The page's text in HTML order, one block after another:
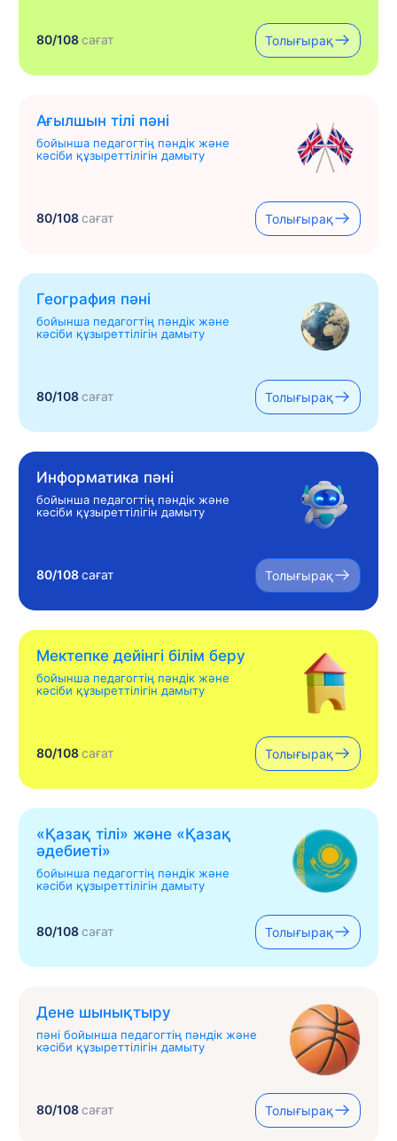
80/108сағат Толығырақ
Ағылшын тілі пәні
бойынша педагогтің пәндік және
кәсіби құзыреттілігін дамыту
80/108сағат Толығырақ
География пәні
бойынша педагогтің пәндік және
кәсіби құзыреттілігін дамыту
80/108сағат Толығырақ
Информатика пәні
бойынша педагогтің пәндік және
кәсіби құзыреттілігін дамыту
80/108сағат Толығырақ
Мектепке дейінгі білім беру
бойынша педагогтің пәндік және
кәсіби құзыреттілігін дамыту
80/108сағат Толығырақ
«Қазақ тілі» жəне «Қазақ
əдебиеті»
бойынша педагогтің пәндік және
кәсіби құзыреттілігін дамыту
80/108сағат Толығырақ
Дене шынықтыру
пәні бойынша педагогтің пәндік және
кәсіби құзыреттілігін дамыту
80/108сағат Толығырақ